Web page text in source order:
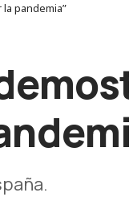
pandemia”